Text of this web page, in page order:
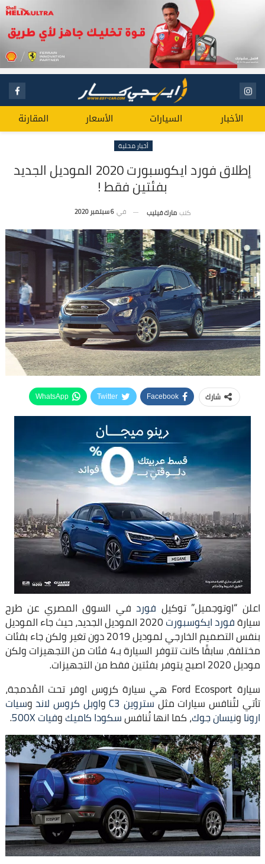
الأخبار السيارات الأسعار المقارنة
أخبار محلية
إطلاق فورد ايكوسبورت 2020 الموديل الجديد
بفئتين فقط !
كتب مارك فيليب في 6 سبتمبر 2020
شارك Facebook
Twitter
WhatsApp
اعلن “اوتوجميل” توكيل فورد في السوق المصري عن طرح
سيارةفورد ايكوسبورت 2020 الموديل الجديد، حيث جاء الموديل
بنفس التصميم الخارجي لموديل 2019 دون تغير ولكن جاء بفئات
مختلفة، سابقًا كانت تتوفر السيارة بـ4 فئات من التجهيزات ولكن
موديل 2020 اصبح يتوفر بفئتين فقط من التجهيزات.
سيارة Ford Ecosport هي سيارة كروس اوفر تحت المُدمجة،
تأتي لتُنافس سيارات مثلستروين C3 واوبل كروس لاندوسيات
اروناونيسان جوك، كما انها تُنافسسكودا كاميكوفيات 500X .